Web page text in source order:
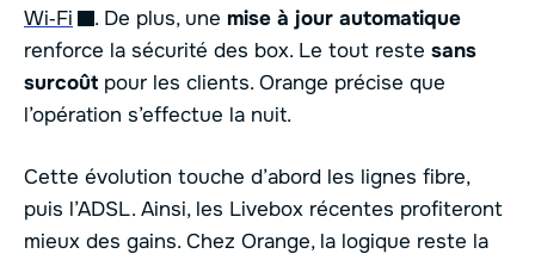
Wi‑Fi
. De plus, une mise à jour automatique
renforce la sécurité des box. Le tout reste sans
surcoût pour les clients. Orange précise que
l’opération s’effectue la nuit.
Cette évolution touche d’abord les lignes fibre,
puis l’ADSL. Ainsi, les Livebox récentes profiteront
mieux des gains. Chez Orange, la logique reste la